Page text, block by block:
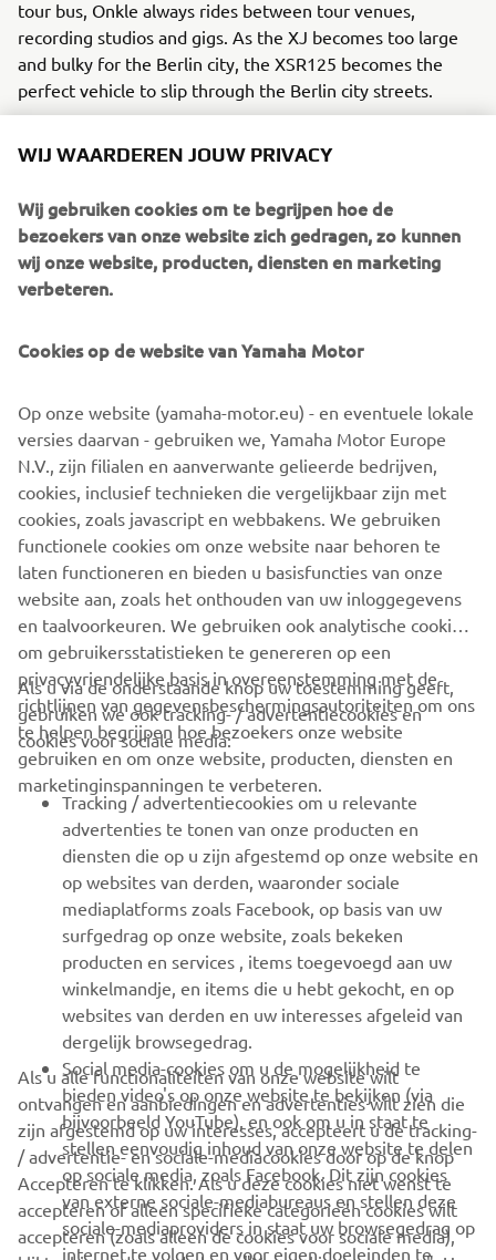
tour bus, Onkle always rides between tour venues,
recording studios and gigs. As the XJ becomes too large
and bulky for the Berlin city, the XSR125 becomes the
perfect vehicle to slip through the Berlin city streets.
MODIFICATIONS
To brand the XSR125 as really his, Onkel opted for a gold
paint on the tank and front fender that is instantly
recognizable as his signature colour. Original Yamaha
accessories, including Akrapovic exhaust, headlight cover,
shield were added to accessorize the 125 to his taste.
as well, representing Onkel’s passion and life, including a
foot pedal as a side cover and a foot pedal chain as a base
cap holder.
XSR125 PRODUCTION MODEL
CORPORATE
VOOR BEDRIJVEN
MEER YAMAHA
ONDERSTEUNING
NIEUWSBRIEF
Wees de eerste die meer te weten komt over de nieuwste deals,
speciale evenementen, nieuwe producten en nog veel meer
ABONNEREN
Lees ons privacybeleid om te leren hoe we uw persoonlijke
gegevens verwerken:Privacyverklaring
WIJ WAARDEREN JOUW PRIVACY
Wij gebruiken cookies om te begrijpen hoe de
bezoekers van onze website zich gedragen, zo kunnen
wij onze website, producten, diensten en marketing
verbeteren.
Cookies op de website van Yamaha Motor
Op onze website (yamaha-motor.eu) - en eventuele lokale
versies daarvan - gebruiken we, Yamaha Motor Europe
N.V., zijn filialen en aanverwante gelieerde bedrijven,
cookies, inclusief technieken die vergelijkbaar zijn met
cookies, zoals javascript en webbakens. We gebruiken
functionele cookies om onze website naar behoren te
laten functioneren en bieden u basisfuncties van onze
website aan, zoals het onthouden van uw inloggegevens
en taalvoorkeuren. We gebruiken ook analytische cookies
om gebruikersstatistieken te genereren op een
privacyvriendelijke basis in overeenstemming met de
richtlijnen van gegevensbeschermingsautoriteiten om ons
te helpen begrijpen hoe bezoekers onze website
gebruiken en om onze website, producten, diensten en
marketinginspanningen te verbeteren.
Als u via de onderstaande knop uw toestemming geeft,
gebruiken we ook tracking- / advertentiecookies en
cookies voor sociale media:
Tracking / advertentiecookies om u relevante
advertenties te tonen van onze producten en
diensten die op u zijn afgestemd op onze website en
op websites van derden, waaronder sociale
mediaplatforms zoals Facebook, op basis van uw
surfgedrag op onze website, zoals bekeken
producten en services , items toegevoegd aan uw
winkelmandje, en items die u hebt gekocht, en op
websites van derden en uw interesses afgeleid van
dergelijk browsegedrag.
Social media-cookies om u de mogelijkheid te
bieden video's op onze website te bekijken (via
bijvoorbeeld YouTube), en ook om u in staat te
stellen eenvoudig inhoud van onze website te delen
op sociale media, zoals Facebook. Dit zijn cookies
van externe sociale-mediabureaus en stellen deze
sociale-mediaproviders in staat uw browsegedrag op
internet te volgen en voor eigen doeleinden te
Als u alle functionaliteiten van onze website wilt
ontvangen en aanbiedingen en advertenties wilt zien die
zijn afgestemd op uw interesses, accepteert u de tracking-
/ advertentie- en sociale-mediacookies door op de knop
Accepteren te klikken. Als u deze cookies niet wenst te
accepteren of alleen specifieke categorieën cookies wilt
accepteren (zoals alleen de cookies voor sociale media),